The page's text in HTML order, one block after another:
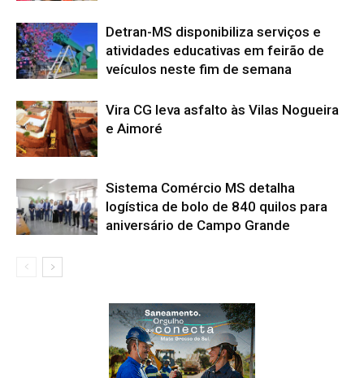
Detran-MS disponibiliza serviços e
atividades educativas em feirão de
veículos neste fim de semana
Vira CG leva asfalto às Vilas Nogueira
e Aimoré
Sistema Comércio MS detalha
logística de bolo de 840 quilos para
aniversário de Campo Grande